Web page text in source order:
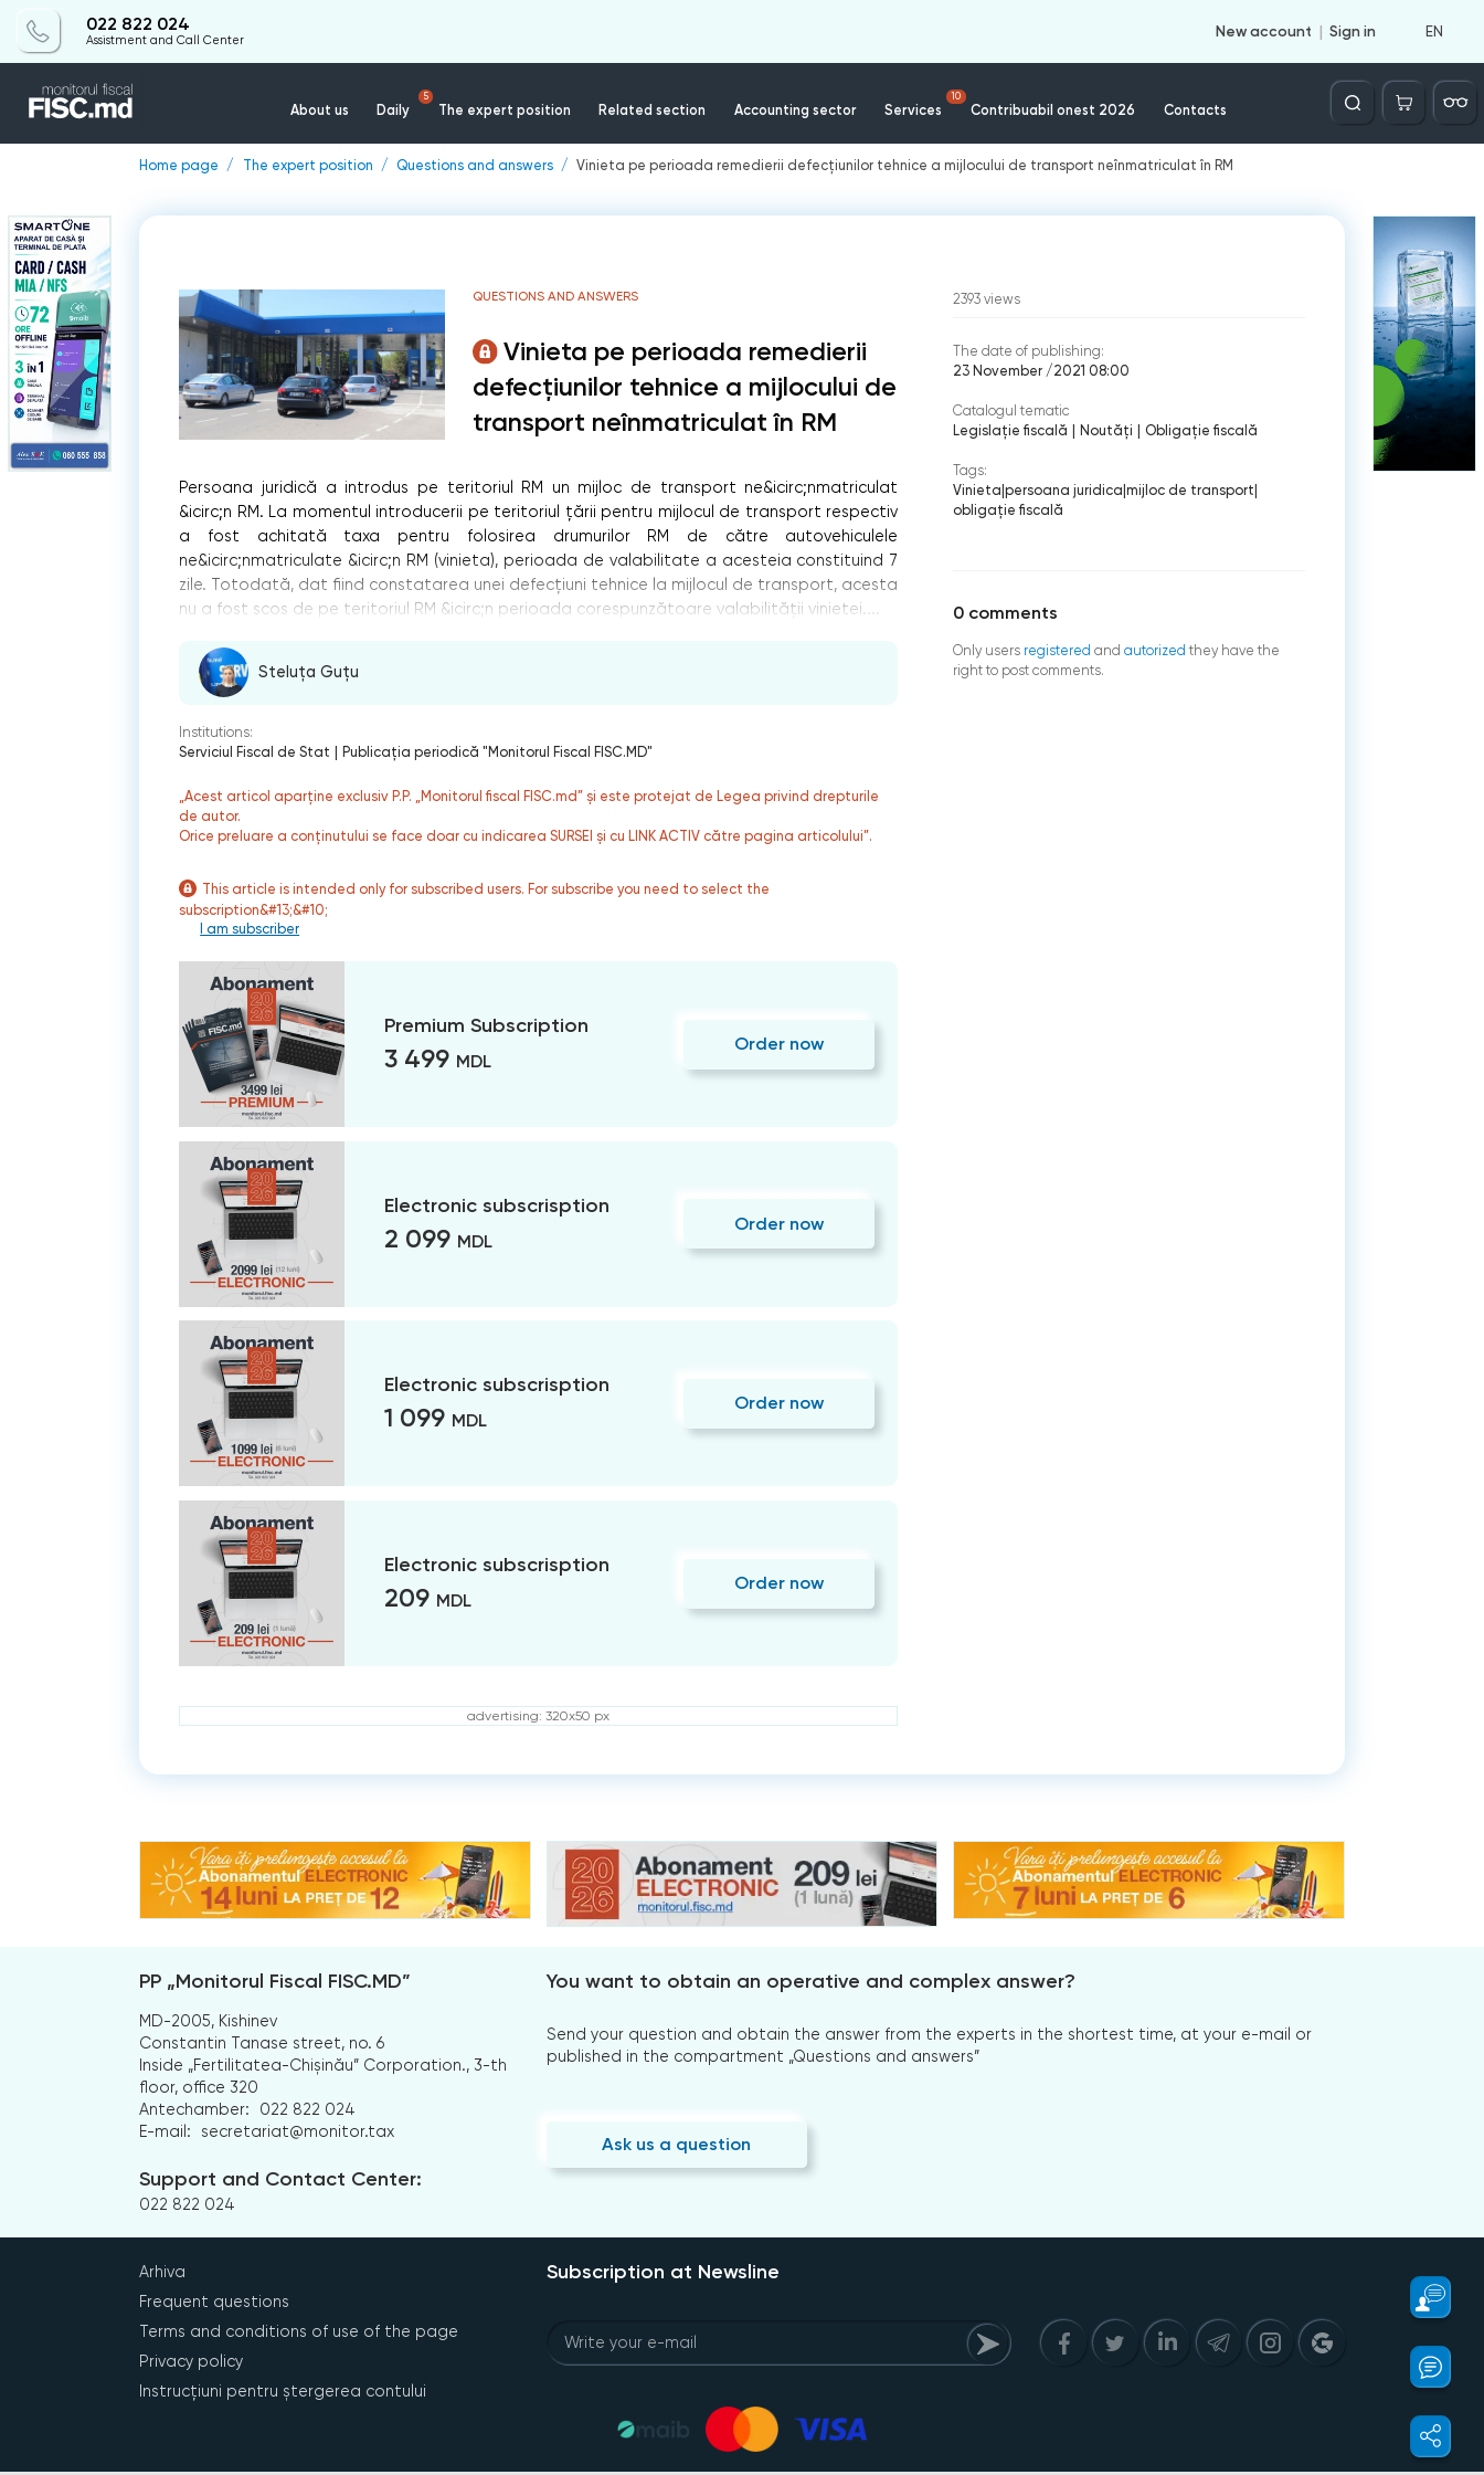
022 822 024
Assistment and Call Center
New account Sign in EN
About us Daily
5
The expert position Related section Accounting sector Services
10
Contribuabil onest 2026 Contacts
Căutare
Home page The expert position Questions and answers Vinieta pe perioada remedierii defecțiunilor tehnice a mijlocului de transport neînmatriculat în RM
QUESTIONS AND ANSWERS
Vinieta pe perioada remedierii
defecțiunilor tehnice a mijlocului de
transport neînmatriculat în RM
Persoana juridică a introdus pe teritoriul RM un mijloc de transport ne&icirc;nmatriculat
&icirc;n RM. La momentul introducerii pe teritoriul ţării pentru mijlocul de transport respectiv
a fost achitată taxa pentru folosirea drumurilor RM de către autovehiculele
ne&icirc;nmatriculate &icirc;n RM (vinieta), perioada de valabilitate a acesteia constituind 7
zile. Totodată, dat fiind constatarea unei defecțiuni tehnice la mijlocul de transport, acesta
nu a fost scos de pe teritoriul RM &icirc;n perioada corespunzătoare valabilității vinietei....
Steluța Guțu
Institutions:
Serviciul Fiscal de Stat
Publicaţia periodică "Monitorul Fiscal FISC.MD"
„Acest articol aparține exclusiv P.P. „Monitorul fiscal FISC.md” și este protejat de Legea privind drepturile
de autor.
Orice preluare a conținutului se face doar cu indicarea SURSEI și cu LINK ACTIV către pagina articolului”.
This article is intended only for subscribed users. For subscribe you need to select the
subscription&#13;&#10;
I am subscriber
Premium Subscription
3 499 MDL
Order now
Electronic subscrisption
2 099 MDL
Order now
Electronic subscrisption
1 099 MDL
Order now
Electronic subscrisption
209 MDL
Order now
advertising: 320x50 px
2393 views
The date of publishing:
23 November /2021 08:00
Catalogul tematic
Legislație fiscală
Noutăți Obligație fiscală
Tags:
Vinieta persoana juridica mijloc de transport
obligaţie fiscală
0 comments
Only users registered and autorized they have the
right to post comments.
PP „Monitorul Fiscal FISC.MD”
MD-2005, Kishinev
Constantin Tanase street, no. 6
Inside „Fertilitatea-Chișinău” Corporation., 3-th
floor, office 320
Antechamber:
022 822 024
E-mail:
secretariat@monitor.tax
Support and Contact Center:
022 822 024
You want to obtain an operative and complex answer?
Send your question and obtain the answer from the experts in the shortest time, at your e-mail or
published in the compartment „Questions and answers”
Ask us a question
Arhiva
Frequent questions
Terms and conditions of use of the page
Privacy policy
Instrucțiuni pentru ștergerea contului
Subscription at Newsline